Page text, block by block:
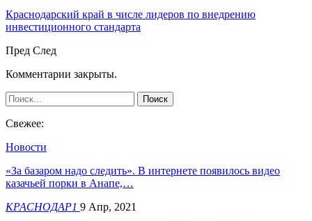
Краснодарский край в числе лидеров по внедрению
инвестиционного стандарта
Пред След
Комментарии закрыты.
Свежее:
Новости
«За базаром надо следить». В интернете появилось видео
казачьей порки в Анапе,…
КРАСНОДАР1 9 Апр, 2021